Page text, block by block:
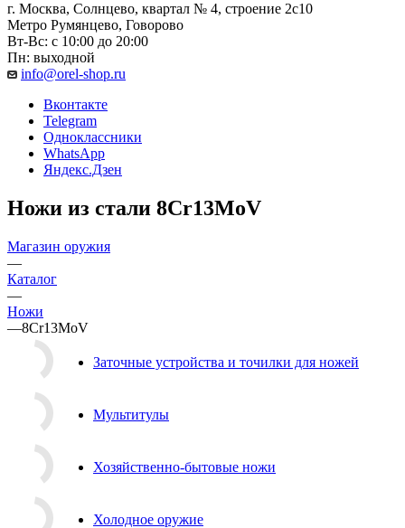
г. Москва, Солнцево, квартал № 4, строение 2с10
Метро Румянцево, Говорово
Вт-Вс: с 10:00 до 20:00
Пн: выходной
info@orel-shop.ru
Вконтакте
Telegram
Одноклассники
WhatsApp
Яндекс.Дзен
Ножи из стали 8Cr13MoV
Магазин оружия
—
Каталог
—
Ножи
—8Cr13MoV
Заточные устройства и точилки для ножей
Мультитулы
Хозяйственно-бытовые ножи
Холодное оружие